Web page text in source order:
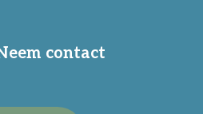
contact